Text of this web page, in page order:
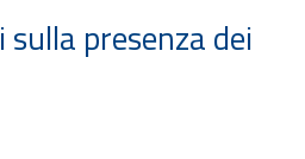
presenza dei